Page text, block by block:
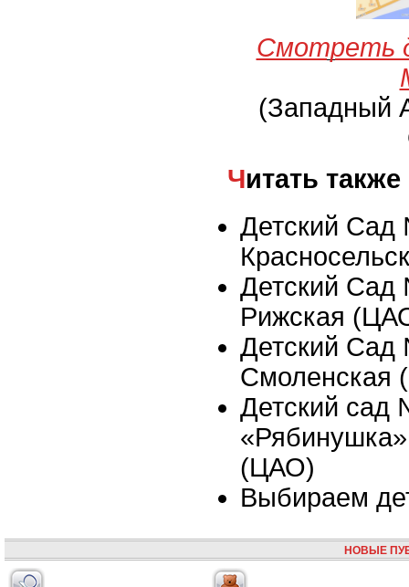
Смотреть
(Западный
Читать также
Детский
Детский
Рижская
Детский
Смоленская
Детский сад
(ЦАО)
Выбираем
НОВЫЕ